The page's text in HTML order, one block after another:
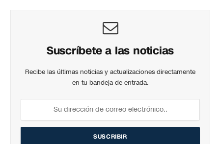
Suscríbete a las noticias
Recibe las últimas noticias y actualizaciones directamente
en tu bandeja de entrada.